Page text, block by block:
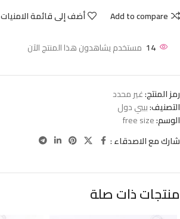
Add to compare
أضف إلى قائمة الامنيات
14 مستخدم يشاهدون هذا المنتج الآن
رمز المنتج:غير محدد
التصنيف:بيبي دول
الوسم:free size
شارك مع الاصدقاء :
منتجات ذات صلة